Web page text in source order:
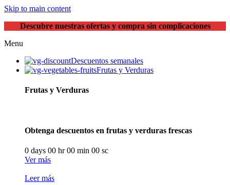
Skip to main content
Descubre nuestras ofertas y compra sin complicaciones
Menu
Descuentos semanales
Frutas y Verduras
Frutas y Verduras
Obtenga descuentos en frutas y verduras frescas
0 days 00 hr00 min 00 sc
Ver más
Leer más